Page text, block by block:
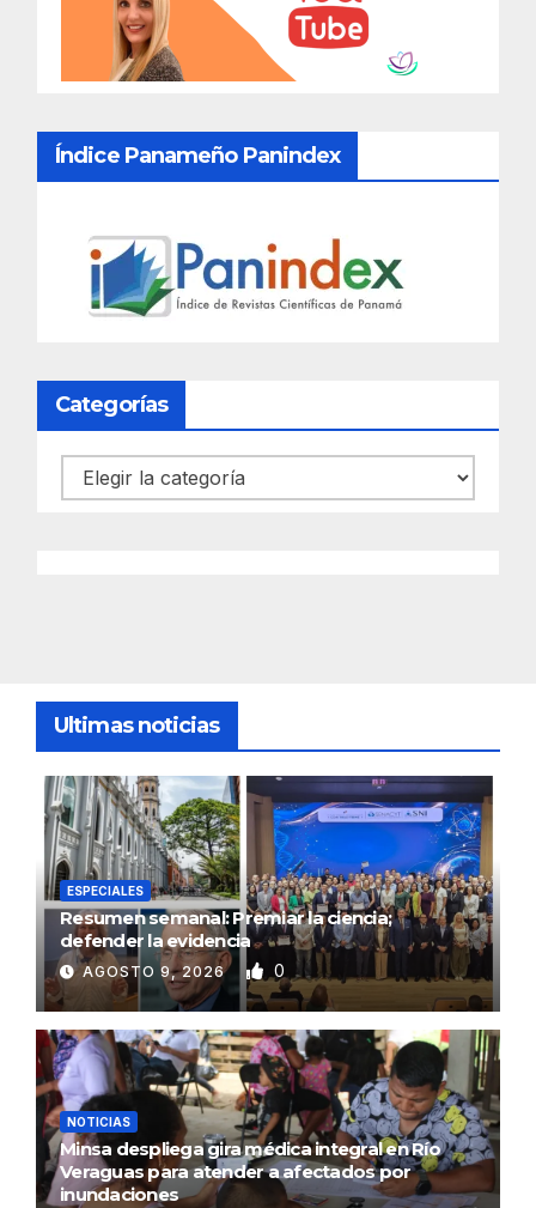
Índice Panameño Panindex
Categorías
Categorías
Ultimas noticias
ESPECIALES
Resumen semanal: Premiar la ciencia;
defender la evidencia
AGOSTO 9, 2026 0
NOTICIAS
Minsa despliega gira médica integral en Río
Veraguas para atender a afectados por
inundaciones